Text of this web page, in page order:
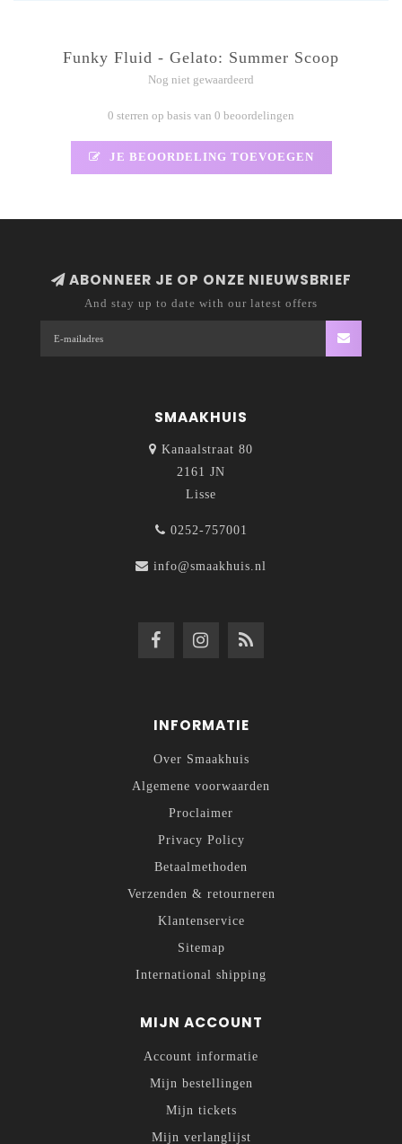
Funky Fluid - Gelato: Summer Scoop
Nog niet gewaardeerd
0 sterren op basis van 0 beoordelingen
JE BEOORDELING TOEVOEGEN
ABONNEER JE OP ONZE NIEUWSBRIEF
And stay up to date with our latest offers
SMAAKHUIS
Kanaalstraat 80
2161 JN
Lisse
0252-757001
info@smaakhuis.nl
INFORMATIE
Over Smaakhuis
Algemene voorwaarden
Proclaimer
Privacy Policy
Betaalmethoden
Verzenden & retourneren
Klantenservice
Sitemap
International shipping
MIJN ACCOUNT
Account informatie
Mijn bestellingen
Mijn tickets
Mijn verlanglijst